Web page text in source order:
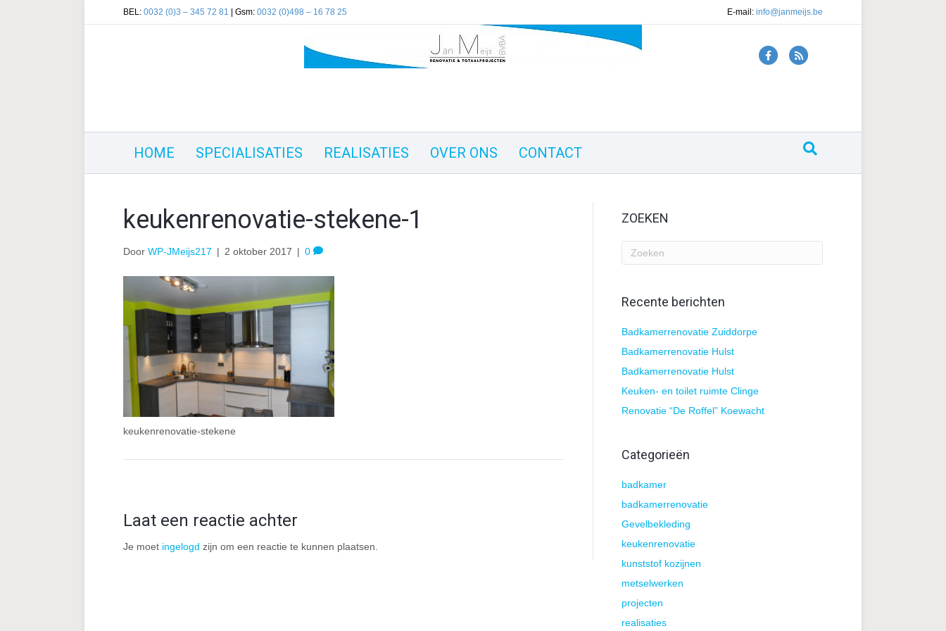
BEL:0032 (0)3 – 345 72 81 | Gsm:0032 (0)498 – 16 78 25 E-mail: info@janmeijs.be
b
o
HOME SPECIALISATIES REALISATIES OVER ONS CONTACT
keukenrenovatie-stekene-1
DoorWP-JMeijs217 | 2 oktober 2017 | 0
keukenrenovatie-stekene
Laat een reactie achter
Je moet ingelogd zijn om een reactie te kunnen plaatsen.
ZOEKEN
Recente berichten
Badkamerrenovatie Zuiddorpe
Badkamerrenovatie Hulst
Badkamerrenovatie Hulst
Keuken- en toilet ruimte Clinge
Renovatie “De Roffel” Koewacht
Categorieën
badkamer
badkamerrenovatie
Gevelbekleding
keukenrenovatie
kunststof kozijnen
metselwerken
projecten
realisaties